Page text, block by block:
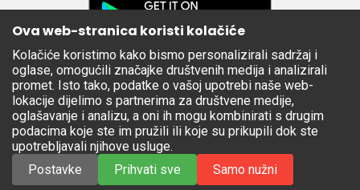
Apple
Store
Ova web-stranica koristi kolačiće
Kolačiće koristimo kako bismo personalizirali sadržaj i
oglase, omogućili značajke društvenih medija i analizirali
promet. Isto tako, podatke o vašoj upotrebi naše web-
lokacije dijelimo s partnerima za društvene medije,
oglašavanje i analizu, a oni ih mogu kombinirati s drugim
podacima koje ste im pružili ili koje su prikupili dok ste
upotrebljavali njihove usluge.
Postavke
Prihvati sve Samo nužni